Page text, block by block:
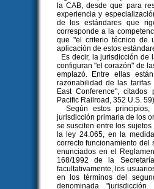
la CAB, desde que para
experiencia y
de los estándares que
corresponde a la
que "el criterio técnico de
aplicación de estos
Es decir, la jurisdicción de
configuran "el corazón" de
emplazó. Entre ellas
razonabilidad de las tarifas
East Conference", citados
Pacific Railroad, 352 U.S.
Según estos
jurisdicción primaria de los
se susciten entre los
la ley 24.065, en la
correcto funcionamiento del
enunciados en el
168/1992 de la
facultativamente, los
en los términos del
denominada